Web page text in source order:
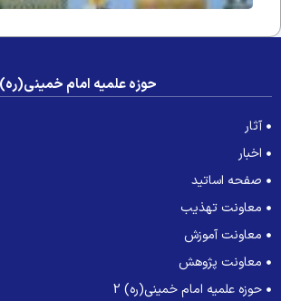
حوزه علمیه امام خمینی(ره)
آثار
اخبار
صفحه اساتید
معاونت تهذیب
معاونت آموزش
معاونت پژوهش
حوزه علمیه امام خمینی(ره) 2